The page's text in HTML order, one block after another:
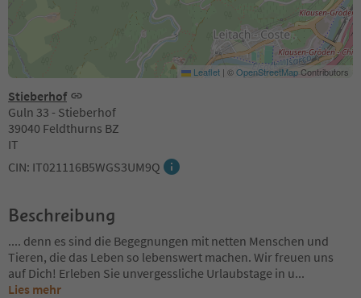
Stieberhof
Guln 33 - Stieberhof
39040 Feldthurns BZ
IT
CIN: IT021116B5WGS3UM9Q
Leaflet | ©OpenStreetMapContributors
Beschreibung
.... denn es sind die Begegnungen mit netten Menschen und
Tieren, die das Leben so lebenswert machen. Wir freuen uns
auf Dich! Erleben Sie unvergessliche Urlaubstage in u...
Lies mehr